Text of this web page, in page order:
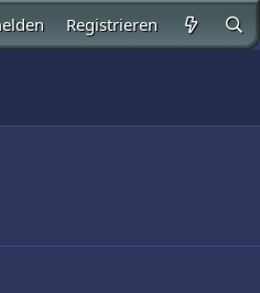
Registrieren